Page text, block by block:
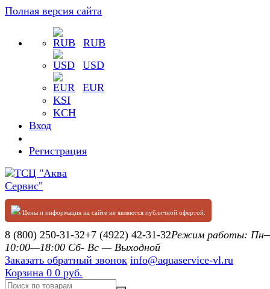
Полная версия сайта
RUB
USD
EUR
KSI
KCH
Вход
Регистрация
Цены и информация на сайте не являются публичной офертой.
8 (800) 250-31-32+7 (4922) 42-31-32Режим работы:
10:00—18:00 Сб- Вс — Выходной
Заказать обратный звонок info@aquaservice-vl.ru
Корзина 0 0 руб.